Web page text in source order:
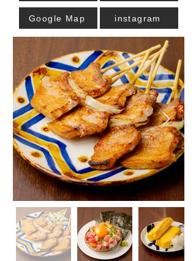
Google Map instagram